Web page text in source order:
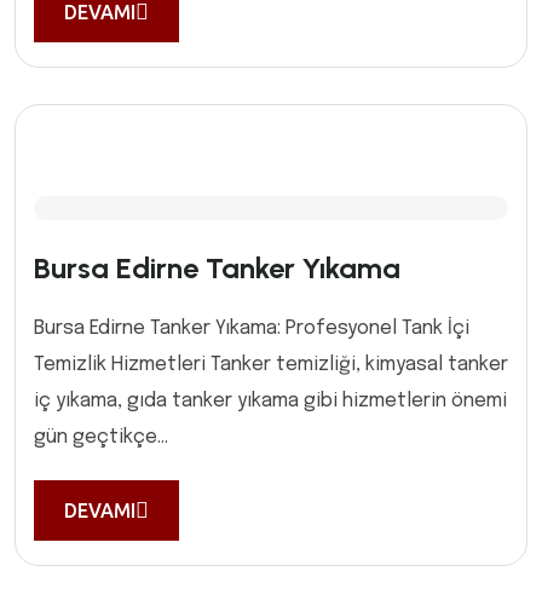
DEVAMI
Bursa Edirne Tanker Yıkama
Bursa Edirne Tanker Yıkama: Profesyonel Tank İçi
Temizlik Hizmetleri Tanker temizliği, kimyasal tanker
iç yıkama, gıda tanker yıkama gibi hizmetlerin önemi
gün geçtikçe...
DEVAMI